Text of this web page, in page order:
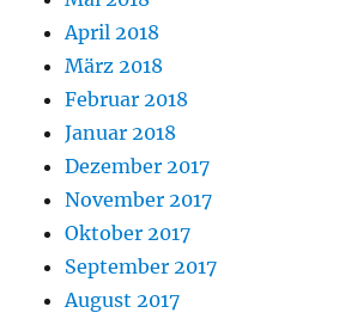
April 2018
März 2018
Februar 2018
Januar 2018
Dezember 2017
November 2017
Oktober 2017
September 2017
August 2017